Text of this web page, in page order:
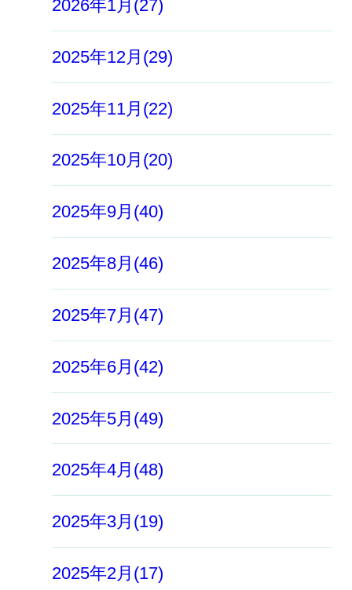
2026年1月(27)
2025年12月(29)
2025年11月(22)
2025年10月(20)
2025年9月(40)
2025年8月(46)
2025年7月(47)
2025年6月(42)
2025年5月(49)
2025年4月(48)
2025年3月(19)
2025年2月(17)